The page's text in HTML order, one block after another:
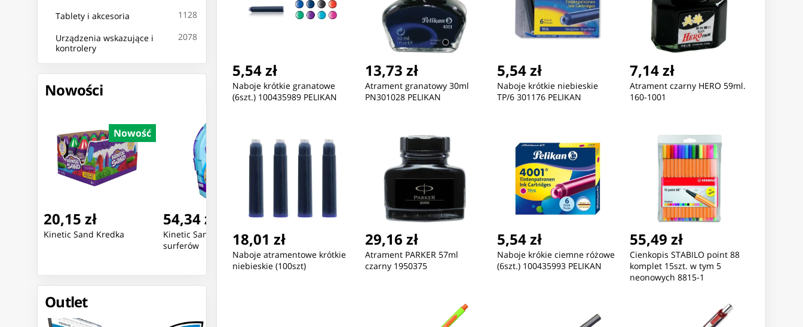
Tablety i akcesoria 1128
Urządzenia wskazujące i
kontrolery
2078
Nowości
Nowość
54,34 zł
Kinetic Sand Rajska plaża
42,67 zł
Monster Jam: 1:64 Pojazdy
Funkcyjne
98,32 zł
Primal Hatch: Mini Hatch
CDU
155,55 zł
Zegarek Damski Casio LTP-
1215A-7B2DF + BOX
229,26 zł
ZEGAREK MĘSKI CASIO
MTP-1381D-3AV (zd076d) +
BOX
Nowość
59,93 zł
Gravitrax Junior Dodatek
Spirala
Outlet
5,54 zł
Naboje krótkie granatowe
(6szt.) 100435989 PELIKAN
13,73 zł
Atrament granatowy 30ml
PN301028 PELIKAN
5,54 zł
Naboje krótkie niebieskie
TP/6 301176 PELIKAN
7,14 zł
Atrament czarny HERO 59ml.
160-1001
18,01 zł
Naboje atramentowe krótkie
niebieskie (100szt)
29,16 zł
Atrament PARKER 57ml
czarny 1950375
5,54 zł
Naboje krókie ciemne różowe
(6szt.) 100435993 PELIKAN
55,49 zł
Cienkopis STABILO point 88
komplet 15szt. w tym 5
neonowych 8815-1